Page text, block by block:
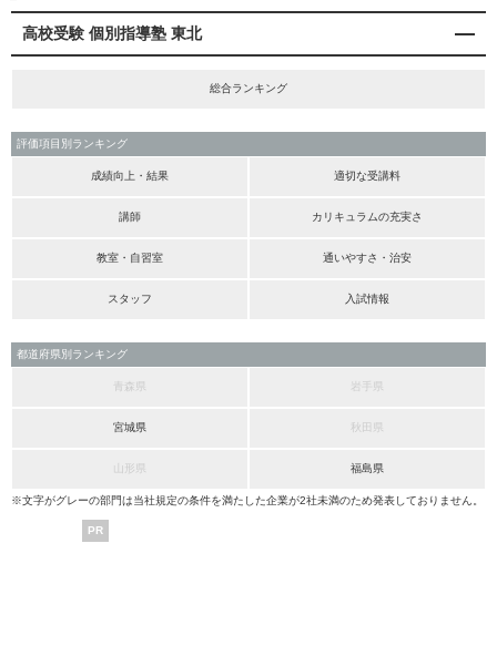
高校受験 個別指導塾 東北
総合ランキング
評価項目別ランキング
成績向上・結果 適切な受講料
講師 カリキュラムの充実さ
教室・自習室 通いやすさ・治安
スタッフ 入試情報
都道府県別ランキング
青森県 岩手県
宮城県 秋田県
山形県 福島県
※文字がグレーの部門は当社規定の条件を満たした企業が2社未満のため発表しておりません。
PR